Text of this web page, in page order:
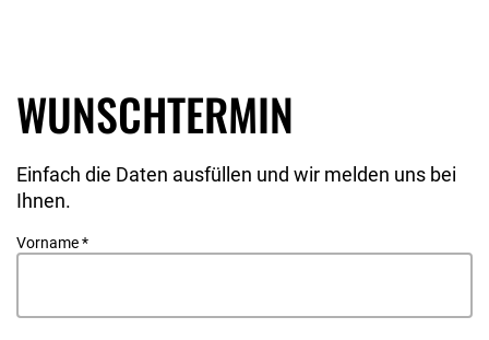
WUNSCHTERMIN
Einfach die Daten ausfüllen und wir melden uns bei
Ihnen.
Vorname*